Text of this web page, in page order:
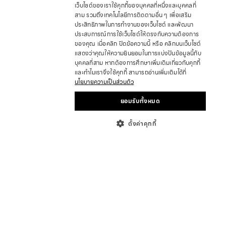
เว็บไซต์ของเราใช้คุกกี้ของบุคคลที่หนึ่งและบุคคลที่
สาม รวมถึงเทคโนโลยีการติดตามอื่น ๆ เพื่อเสริม
ประสิทธิภาพในการทำงานของเว็บไซต์ และพัฒนา
ประสบการณ์การใช้เว็บไซต์ให้ตรงกับความต้องการ
ของคุณ เมื่อคลิก ปิดข้อความนี้ หรือ คลิกบนเว็บไซต์
แสดงว่าคุณให้ความยินยอมในการแบ่งปันข้อมูลนี้กับ
บุคคลที่สาม หากต้องการศึกษาเพิ่มเติมเกี่ยวกับคุกกี้
และทำไมเราจึงใช้คุกกี้ สามารถอ่านเพิ่มเติมได้ที่
นโยบายความเป็นส่วนตัว
ยอมรับทั้งหมด
ตั้งค่าคุกกี้